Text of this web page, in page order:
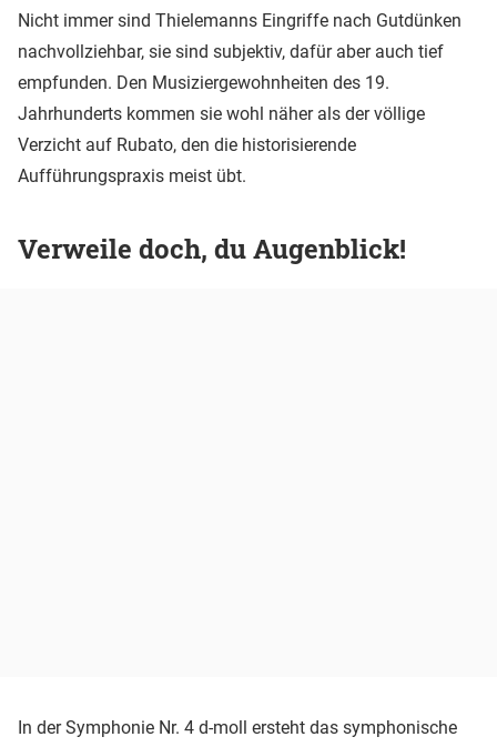
Nicht immer sind Thielemanns Eingriffe nach Gutdünken
nachvollziehbar, sie sind subjektiv, dafür aber auch tief
empfunden. Den Musiziergewohnheiten des 19.
Jahrhunderts kommen sie wohl näher als der völlige
Verzicht auf Rubato, den die historisierende
Aufführungspraxis meist übt.
Verweile doch, du Augenblick!
In der Symphonie Nr. 4 d-moll ersteht das symphonische